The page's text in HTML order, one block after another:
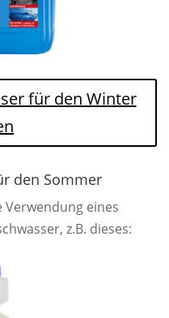
für den Winter
den Sommer
eines
z.B. dieses: